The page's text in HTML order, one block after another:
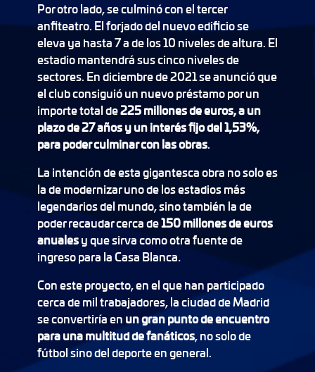
Por otro lado, se culminó con el tercer
anfiteatro. El forjado del nuevo edificio se
eleva ya hasta 7 a de los 10 niveles de altura. El
estadio mantendrá sus cinco niveles de
sectores. En diciembre de 2021 se anunció que
el club consiguió un nuevo préstamo por un
importe total de225 millones de euros, a un
plazo de 27 años y un interés fijo del 1,53%,
para poder culminar con las obras.
La intención de esta gigantesca obra no solo es
la de modernizar uno de los estadios más
legendarios del mundo, sino también la de
poder recaudar cerca de150 millones de euros
anualesy que sirva como otra fuente de
ingreso para la Casa Blanca.
Con este proyecto, en el que han participado
cerca de mil trabajadores, la ciudad de Madrid
se convertiría en un gran punto de encuentro
para una multitud de fanáticos, no solo de
fútbol sino del deporte en general.